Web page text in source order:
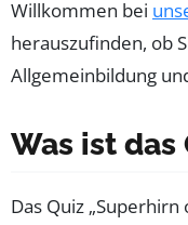
Willkommen bei
herauszufinden, ob
Allgemeinbildung
Was ist das
Das Quiz